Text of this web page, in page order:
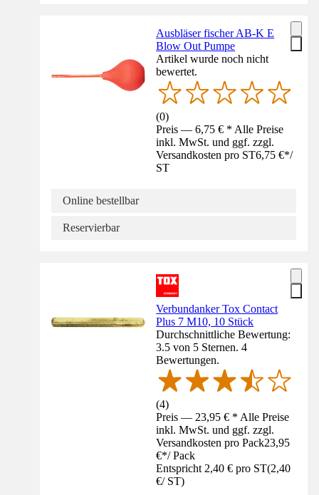
Ausbläser fischer AB-K E
Blow Out Pumpe
Artikel wurde noch nicht
bewertet.
(0)
Preis — 6,75 € * Alle Preise
inkl. MwSt. und ggf. zzgl.
Versandkosten pro ST6,75 €*/
ST
Online bestellbar
Reservierbar
Verbundanker Tox Contact
Plus 7 M10, 10 Stück
Durchschnittliche Bewertung:
3.5 von 5 Sternen. 4
Bewertungen.
(4)
Preis — 23,95 € * Alle Preise
inkl. MwSt. und ggf. zzgl.
Versandkosten pro Pack23,95
€*/ Pack
Entspricht 2,40 € pro ST(2,40
€/ ST)